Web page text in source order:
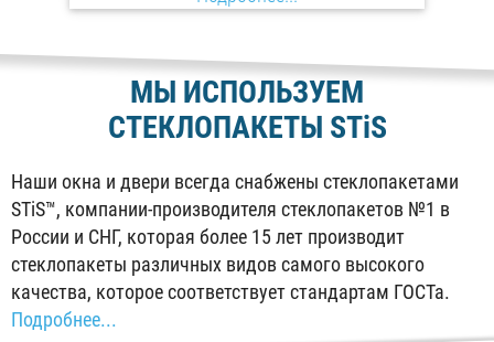
МЫ ИСПОЛЬЗУЕМ
СТЕКЛОПАКЕТЫ STiS
Наши окна и двери всегда снабжены стеклопакетами
STiS™, компании-производителя стеклопакетов №1 в
России и СНГ, которая более 15 лет производит
стеклопакеты различных видов самого высокого
качества, которое соответствует стандартам ГОСТа.
Подробнее...